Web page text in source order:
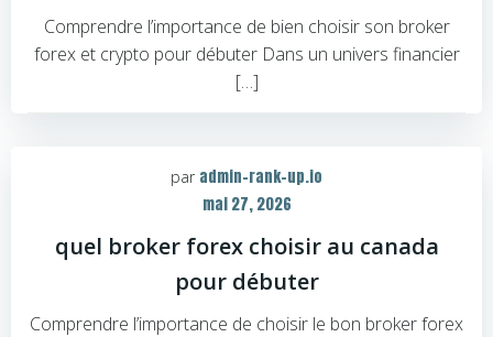
Comprendre l’importance de bien choisir son broker
forex et crypto pour débuter Dans un univers financier
[…]
par admin-rank-up.io
mai 27, 2026
quel broker forex choisir au canada
pour débuter
Comprendre l’importance de choisir le bon broker forex